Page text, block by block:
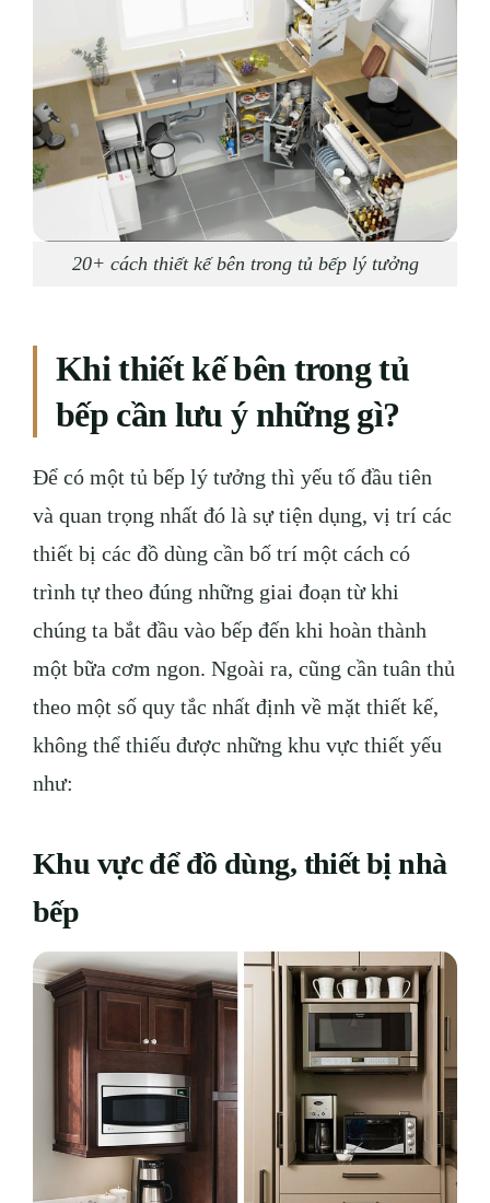
20+ cách thiết kế bên trong tủ bếp lý tưởng
Khi thiết kế bên trong tủ
bếp cần lưu ý những gì?
Để có một tủ bếp lý tưởng thì yếu tố đầu tiên
và quan trọng nhất đó là sự tiện dụng, vị trí các
thiết bị các đồ dùng cần bố trí một cách có
trình tự theo đúng những giai đoạn từ khi
chúng ta bắt đầu vào bếp đến khi hoàn thành
một bữa cơm ngon. Ngoài ra, cũng cần tuân thủ
theo một số quy tắc nhất định về mặt thiết kế,
không thể thiếu được những khu vực thiết yếu
như:
Khu vực để đồ dùng, thiết bị nhà
bếp